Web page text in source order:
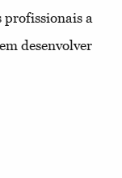
profissionais a
desenvolver